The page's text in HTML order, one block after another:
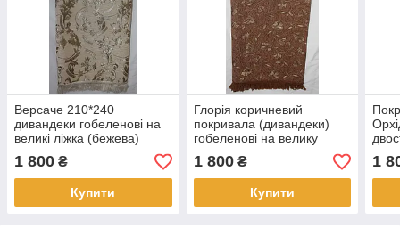
Версаче 210*240
дивандеки гобеленові на
великі ліжка (бежева)
1 800 ₴
Купити
Глорія коричневий
покривала (дивандеки)
гобеленові на велику
ліжко
1 800₴
Купити
1